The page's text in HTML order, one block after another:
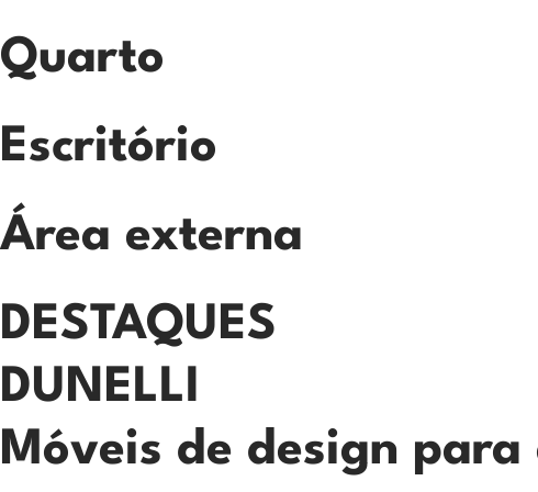
Quarto
Escritório
Área externa
DESTAQUES
DUNELLI
Móveis de design